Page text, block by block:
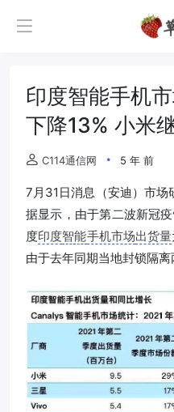
印度智能手机
下降13% 小米
C114通信网 5 年 前
7月31日消息（安迪）市场
据显示，由于第二波新冠
度印度智能手机市场出货量
由于去年同期当地封锁隔离